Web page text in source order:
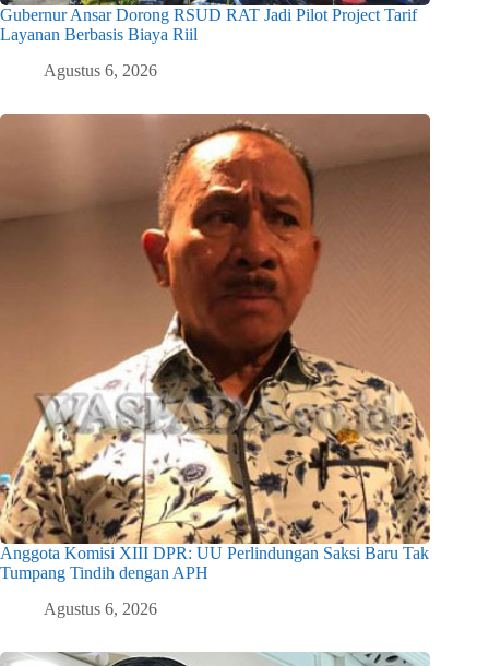
Gubernur Ansar Dorong RSUD RAT Jadi Pilot Project Tarif
Layanan Berbasis Biaya Riil
Agustus 6, 2026
Anggota Komisi XIII DPR: UU Perlindungan Saksi Baru Tak
Tumpang Tindih dengan APH
Agustus 6, 2026